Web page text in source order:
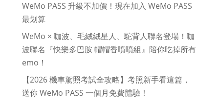
WeMo PASS 升級不加價！現在加入 WeMo PASS
最划算
WeMo × 咖波、毛絨絨星人、駝背人聯名登場！咖
波聯名『快樂多巴胺 帽帽香噴噴組』陪你吃掉所有
emo！
【2026 機車駕照考試全攻略】考照新手看這篇，
送你 WeMo PASS 一個月免費體驗！